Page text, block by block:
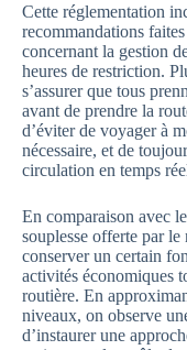
Cette réglementation
recommandations
concernant la gestion
heures de restriction.
s’assurer que tous
avant de prendre la
d’éviter de voyager à
nécessaire, et de
circulation en temps
En comparaison avec
souplesse offerte par
conserver un certain
activités économiques
routière. En
niveaux, on observe
d’instaurer une